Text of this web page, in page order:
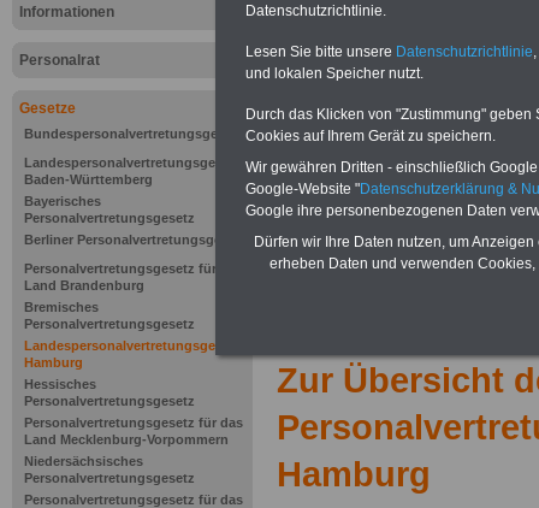
Informationen
Personalrat
Gesetze
Bundespersonalvertretungsgesetz
Landespersonalvertretungsgesetz
Baden-Württemberg
Bayerisches
Personalvertretungsgesetz
Berliner Personalvertretungsgesetz
Personalvertretungsgesetz für das
Land Brandenburg
Bremisches
Personalvertretungsgesetz
Landespersonalvertretungsgesetz
Hamburg
Hessisches
Personalvertretungsgesetz
Personalvertretungsgesetz für das
Land Mecklenburg-Vorpommern
Niedersächsisches
Personalvertretungsgesetz
Personalvertretungsgesetz für das
Zur Übersicht
Hamburg
Datenschutzrichtlinie.
Lesen Sie bitte unsere Datenschutzrichtlinie
und lokalen Speicher nutzt.
Durch das Klicken von "Zustimmung"
Cookies auf Ihrem Gerät zu speichern.
Wir gewähren Dritten - einschließlich
Google-Website "Datenschutzerklärung &
Google ihre personenbezogenen Daten
Dürfen wir Ihre Daten nutzen, um
erheben Daten und verwenden